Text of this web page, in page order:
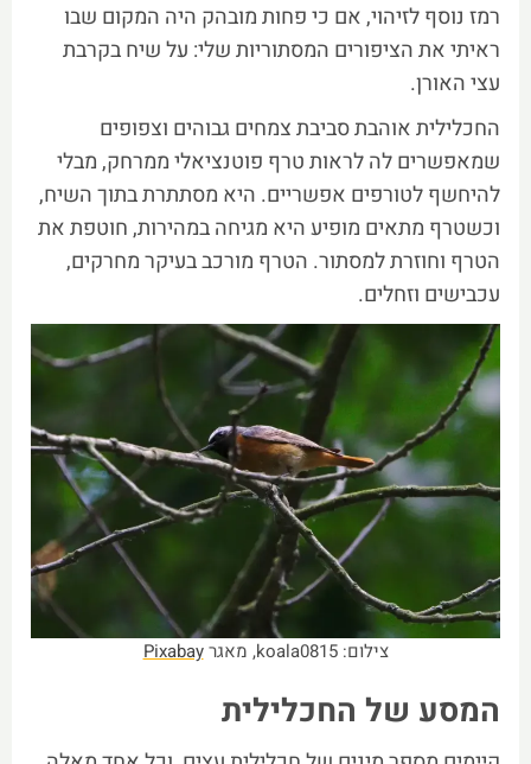
רמז נוסף לזיהוי, אם כי פחות מובהק היה המקום שבו
ראיתי את הציפורים המסתוריות שלי: על שיח בקרבת
עצי האורן.
החכלילית אוהבת סביבת צמחים גבוהים וצפופים
שמאפשרים לה לראות טרף פוטנציאלי ממרחק, מבלי
להיחשף לטורפים אפשריים. היא מסתתרת בתוך השיח,
וכשטרף מתאים מופיע היא מגיחה במהירות, חוטפת את
הטרף וחוזרת למסתור. הטרף מורכב בעיקר מחרקים,
עכבישים וזחלים.
צילום: koala0815, מאגר Pixabay
המסע של החכלילית